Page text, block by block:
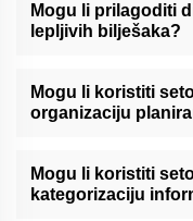
Mogu li prilagoditi
lepljivih bilješaka?
lepljivih bilješaka.
provjerite našu web
Mogu li koristiti
organizaciju
sredstvo za pisanje
omogućavajući
unutar svojih rasporeda.
Mogu li koristiti
kategorizaciju